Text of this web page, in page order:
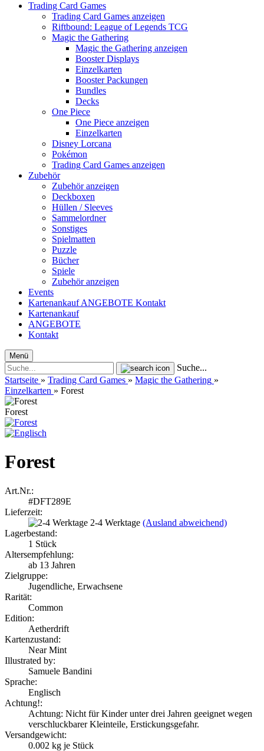
Trading Card Games
Trading Card Games anzeigen
Riftbound: League of Legends TCG
Magic the Gathering
Magic the Gathering anzeigen
Booster Displays
Einzelkarten
Booster Packungen
Bundles
Decks
One Piece
One Piece anzeigen
Einzelkarten
Disney Lorcana
Pokémon
Trading Card Games anzeigen
Zubehör
Zubehör anzeigen
Deckboxen
Hüllen / Sleeves
Sammelordner
Sonstiges
Spielmatten
Puzzle
Bücher
Spiele
Zubehör anzeigen
Events
KartenankaufANGEBOTE Kontakt
Kartenankauf
ANGEBOTE
Kontakt
Menü
Suche...
Startseite » Trading Card Games » Magic the Gathering »
Einzelkarten » Forest
Forest
Forest
Art.Nr.:
#DFT289E
Lieferzeit:
2-4 Werktage (Ausland abweichend)
Lagerbestand:
1 Stück
Altersempfehlung:
ab 13 Jahren
Zielgruppe:
Jugendliche, Erwachsene
Rarität:
Common
Edition:
Aetherdrift
Kartenzustand:
Near Mint
Illustrated by:
Samuele Bandini
Sprache:
Englisch
Achtung!:
Achtung: Nicht für Kinder unter drei Jahren geeignet wegen
verschluckbarer Kleinteile, Erstickungsgefahr.
Versandgewicht:
0.002 kg je Stück